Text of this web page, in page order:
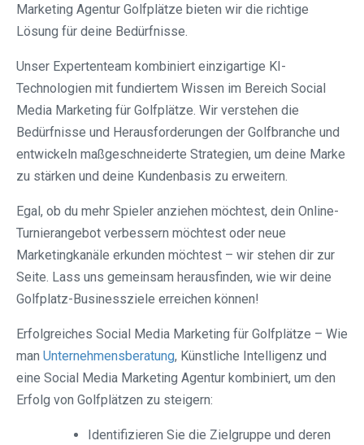
Marketing Agentur Golfplätze bieten wir die richtige
Lösung für deine Bedürfnisse.
Unser Expertenteam kombiniert einzigartige KI-
Technologien mit fundiertem Wissen im Bereich Social
Media Marketing für Golfplätze. Wir verstehen die
Bedürfnisse und Herausforderungen der Golfbranche und
entwickeln maßgeschneiderte Strategien, um deine Marke
zu stärken und deine Kundenbasis zu erweitern.
Egal, ob du mehr Spieler anziehen möchtest, dein Online-
Turnierangebot verbessern möchtest oder neue
Marketingkanäle erkunden möchtest – wir stehen dir zur
Seite. Lass uns gemeinsam herausfinden, wie wir deine
Golfplatz-Businessziele erreichen können!
Erfolgreiches Social Media Marketing für Golfplätze – Wie
man Unternehmensberatung, Künstliche Intelligenz und
eine Social Media Marketing Agentur kombiniert, um den
Erfolg von Golfplätzen zu steigern:
Identifizieren Sie die Zielgruppe und deren